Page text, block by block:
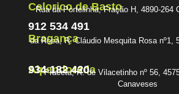
Celorico de Basto
Rua da Portelinha, Fração H, 4890-264
Bragança
da Rosa, R. Cláudio Mesquita Rosa nº1,
912 534 491
Alpendorada
Praceta, R. de Vilacetinho nº 56,
Canaveses
934 182 420